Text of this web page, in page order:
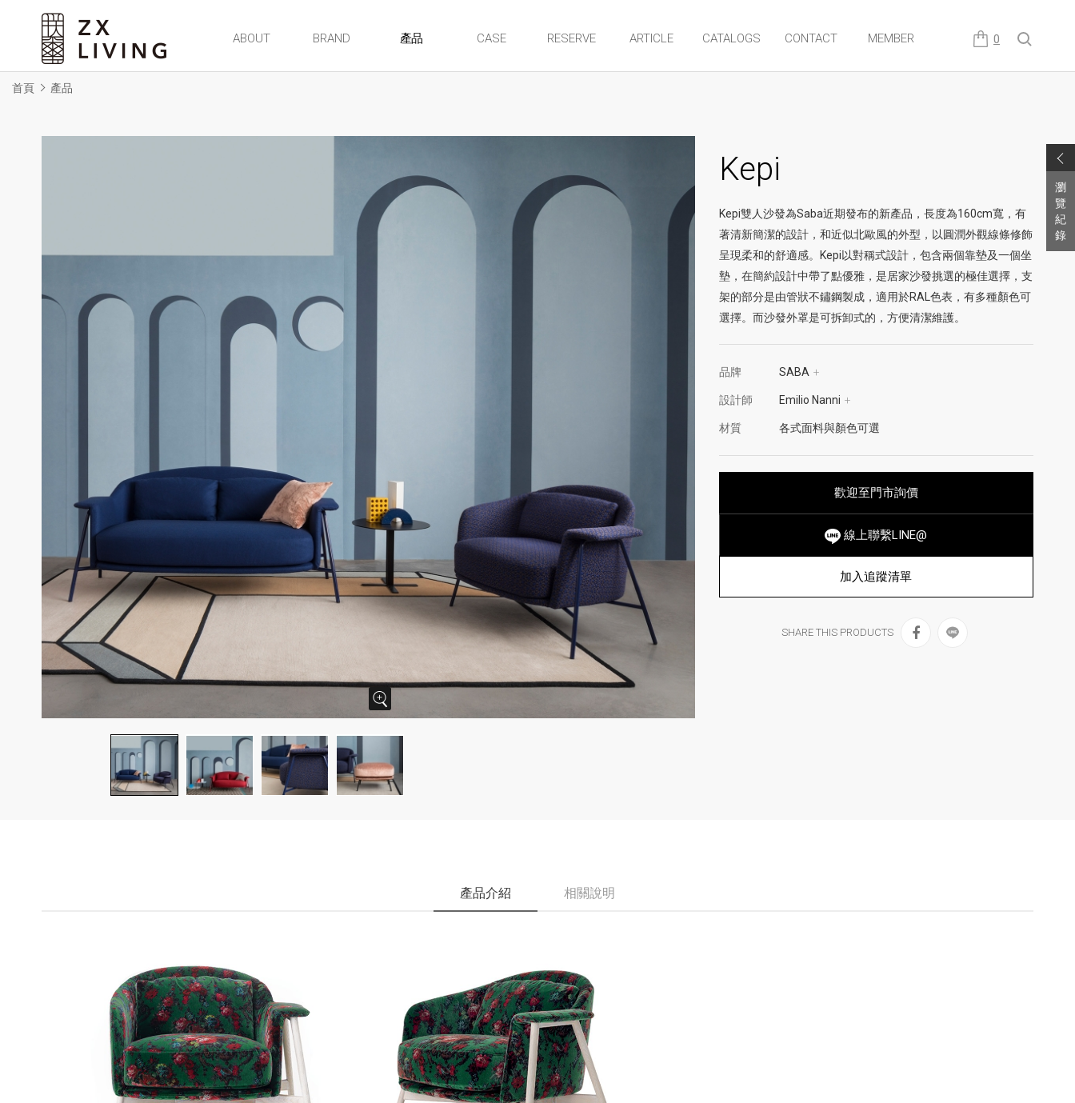
0
朕璽國際ZX LIVING官方網站
ABOUT BRAND CASE RESERVE ARTICLE CATALOGS CONTACT MEMBER
首頁 產品
瀏
覽
紀
錄
Kepi
Kepi雙人沙發為Saba近期發布的新產品，長度為160cm寬，有
著清新簡潔的設計，和近似北歐風的外型，以圓潤外觀線條修飾
呈現柔和的舒適感。Kepi以對稱式設計，包含兩個靠墊及一個坐
墊，在簡約設計中帶了點優雅，是居家沙發挑選的極佳選擇，支
架的部分是由管狀不鏽鋼製成，適用於RAL色表，有多種顏色可
選擇。而沙發外罩是可拆卸式的，方便清潔維護。
品牌 SABA +
設計師 Emilio Nanni +
材質 各式面料與顏色可選
歡迎至門市詢價
線上聯繫LINE@
加入追蹤清單
SHARE THIS PRODUCTS
產品介紹 相關說明